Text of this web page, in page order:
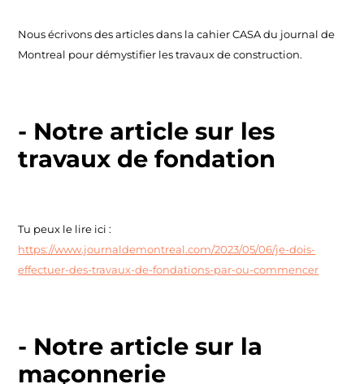
Nous écrivons des articles dans la cahier CASA du journal de
Montreal pour démystifier les travaux de construction.
- Notre article sur les
travaux de fondation
Tu peux le lire ici :
https://www.journaldemontreal.com/2023/05/06/je-dois-
effectuer-des-travaux-de-fondations-par-ou-commencer
- Notre article sur la
maçonnerie